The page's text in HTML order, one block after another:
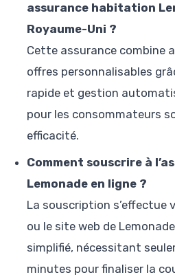
assurance habitation
Royaume-Uni ?
Cette assurance combine
offres personnalisables
rapide et gestion
pour les consommateurs
efficacité.
Comment souscrire à
Lemonade en ligne ?
La souscription s’effectue
ou le site web de
simplifié, nécessitant
minutes pour finaliser la